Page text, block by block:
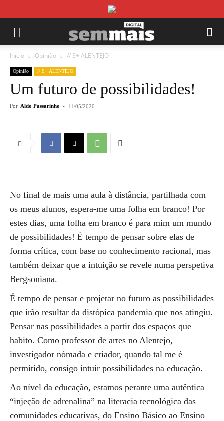
Início Opinião // S+ ALENTEJO
Opinião // S+ ALENTEJO
Um futuro de possibilidades!
Por Aldo Passarinho - 11/05/2020
No final de mais uma aula à distância, partilhada com
os meus alunos, espera-me uma folha em branco! Por
estes dias, uma folha em branco é para mim um mundo
de possibilidades! É tempo de pensar sobre elas de
forma crítica, com base no conhecimento racional, mas
também deixar que a intuição se revele numa perspetiva
Bergsoniana.
É tempo de pensar e projetar no futuro as possibilidades
que irão resultar da distópica pandemia que nos atingiu.
Pensar nas possibilidades a partir dos espaços que
habito. Como professor de artes no Alentejo,
investigador nómada e criador, quando tal me é
permitido, consigo intuir possibilidades na educação.
Ao nível da educação, estamos perante uma autêntica
“injeção de adrenalina” na literacia tecnológica das
comunidades educativas, do Ensino Básico ao Ensino